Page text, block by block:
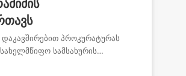
დაკავშირებით პროკურატურას
სამსახურის…